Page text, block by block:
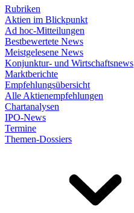
Rubriken
Aktien im Blickpunkt
Ad hoc-Mitteilungen
Bestbewertete News
Meistgelesene News
Konjunktur- und Wirtschaftsnews
Marktberichte
Empfehlungsübersicht
Alle Aktienempfehlungen
Chartanalysen
IPO-News
Termine
Themen-Dossiers